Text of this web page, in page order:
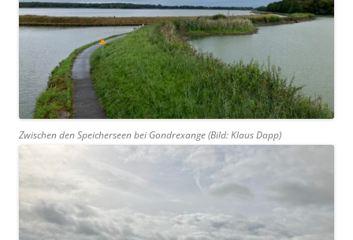
Zwischen den Speicherseen bei Gondrexange (Bild: Klaus Dapp)